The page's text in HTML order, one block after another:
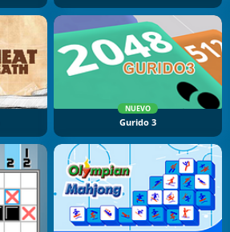
NUEVO
Gurido 3